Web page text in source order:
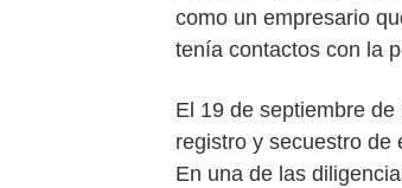
como un empresario
tenía contactos con la
El 19 de septiembre
registro y secuestro de
En una de las